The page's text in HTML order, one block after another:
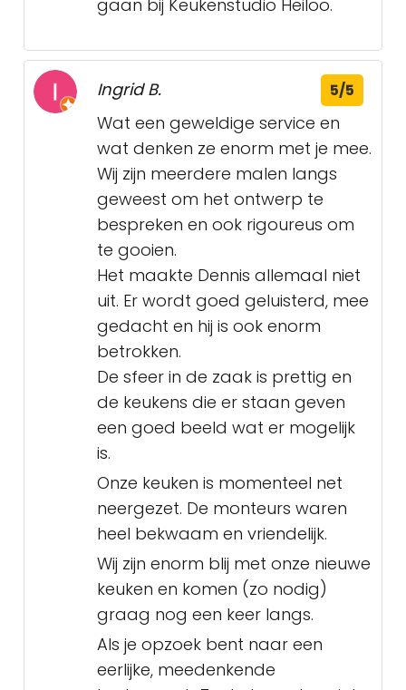
gaan bij Keukenstudio Heiloo.
Ingrid B. 5/5
Wat een geweldige service en
wat denken ze enorm met je mee.
Wij zijn meerdere malen langs
geweest om het ontwerp te
bespreken en ook rigoureus om
te gooien.
Het maakte Dennis allemaal niet
uit. Er wordt goed geluisterd, mee
gedacht en hij is ook enorm
betrokken.
De sfeer in de zaak is prettig en
de keukens die er staan geven
een goed beeld wat er mogelijk
is.
Onze keuken is momenteel net
neergezet. De monteurs waren
heel bekwaam en vriendelijk.
Wij zijn enorm blij met onze nieuwe
keuken en komen (zo nodig)
graag nog een keer langs.
Als je opzoek bent naar een
eerlijke, meedenkende